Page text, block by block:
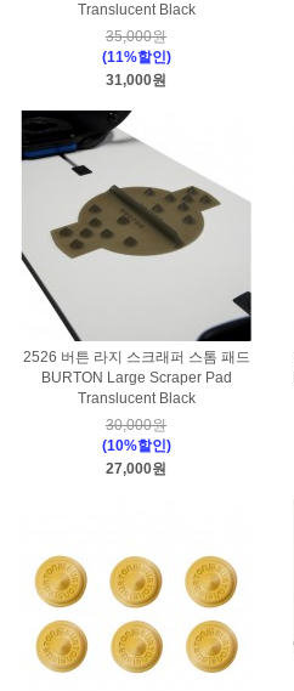
Translucent Black
35,000원
(11%할인)
31,000원
2526 버튼 라지 스크래퍼 스톰 패드
BURTON Large Scraper Pad
Translucent Black
30,000원
(10%할인)
27,000원